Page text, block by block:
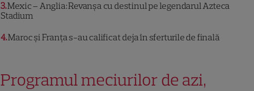
3Mexic – Anglia: Revanșa cu destinul pe legendarul Azteca
Stadium
4Maroc și Franța s-au calificat deja în sferturile de finală
Programul meciurilor de azi,